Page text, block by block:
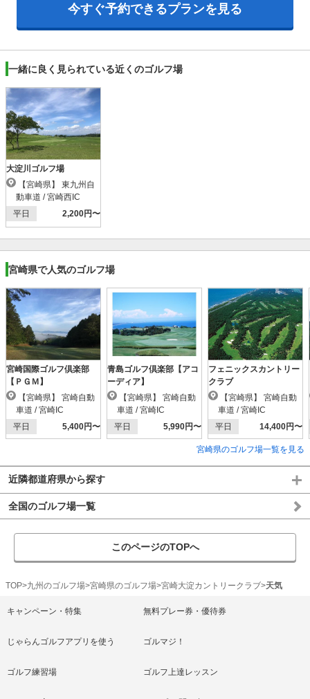
今すぐ予約できるプランを見る
一緒に良く見られている近くのゴルフ場
大淀川ゴルフ場
動車道 / 宮崎西IC
平日
2,200円〜
宮崎県で人気のゴルフ場
宮崎国際ゴルフ倶楽部
【ＰＧＭ】
車道 / 宮崎IC
平日
5,400円〜
青島ゴルフ倶楽部【アコ
ーディア】
車道 / 宮崎IC
平日
5,990円〜
フェニックスカントリー
クラブ
車道 / 宮崎IC
平日
14,400円〜
宮崎県のゴルフ場一覧を見る
近隣都道府県から探す
全国のゴルフ場一覧
このページのTOPへ
TOP 九州のゴルフ場 宮崎県のゴルフ場 宮崎大淀カントリークラブ 天気
キャンペーン・特集 無料プレー券・優待券
じゃらんゴルフアプリを使う ゴルマジ！
ゴルフ練習場 ゴルフ上達レッスン